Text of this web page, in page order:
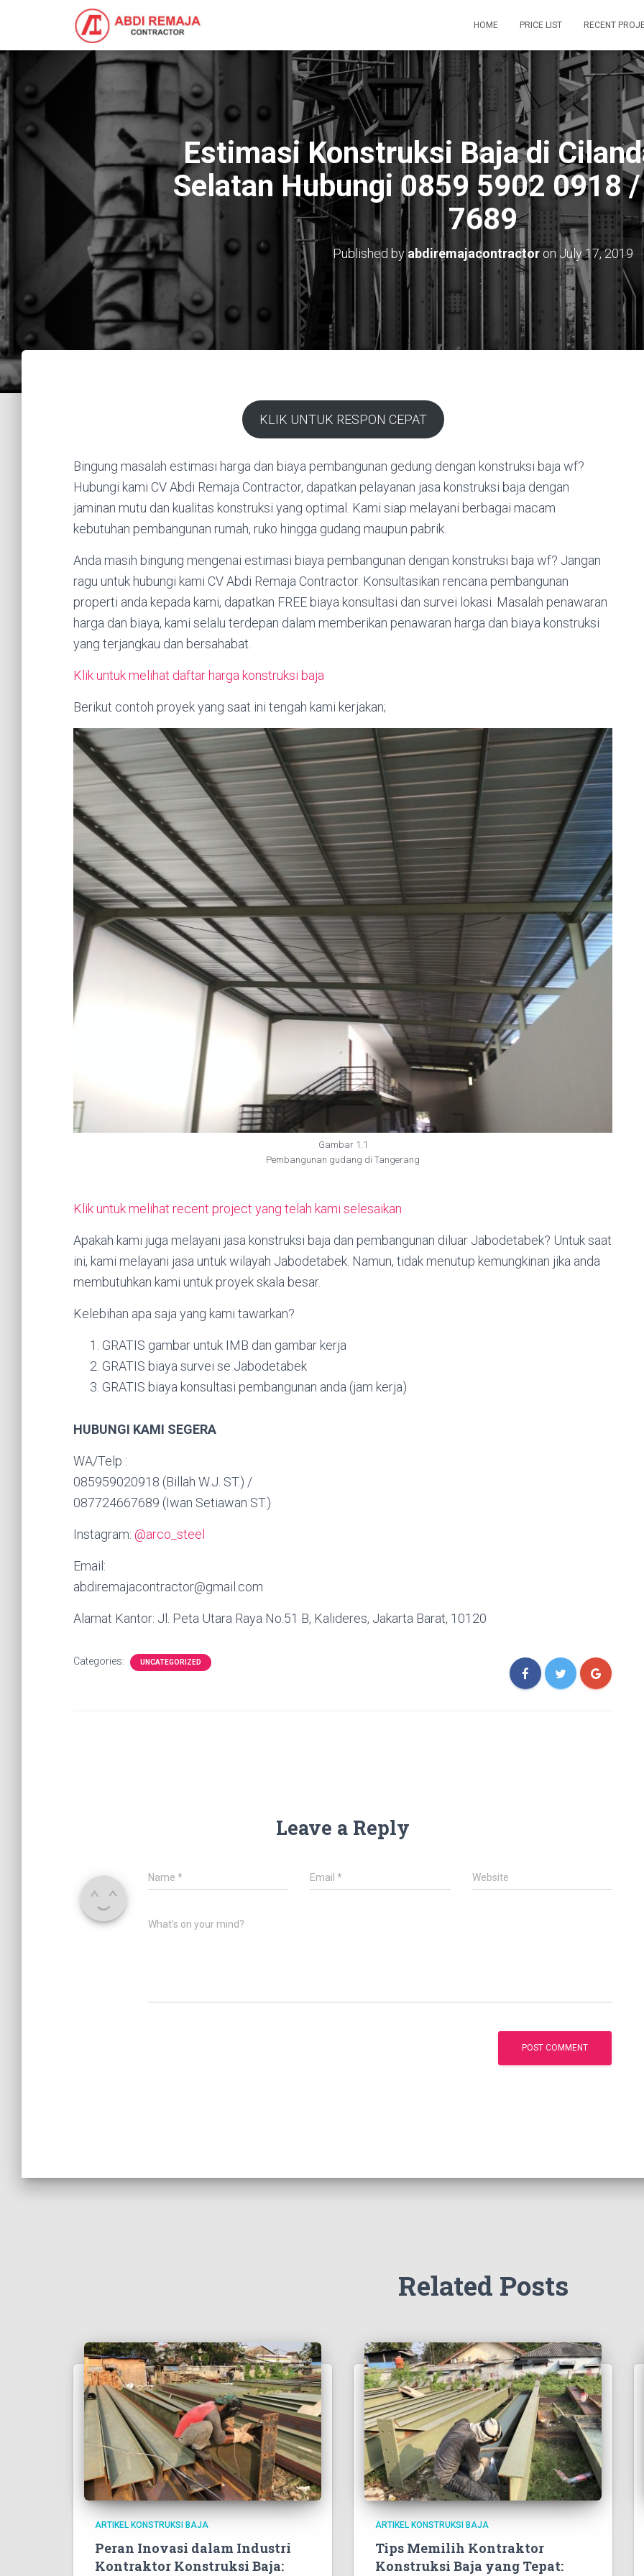
HOME PRICE LIST RECENT
Estimasi Konstruksi Baja di
Selatan Hubungi 0859 5902 0918
7689
Published byabdiremajacontractor onJuly 17, 2019
KLIK UNTUK RESPON CEPAT
Bingung masalah estimasi harga dan biaya pembangunan gedung dengan konstruksi baja wf?
Hubungi kami CV Abdi Remaja Contractor, dapatkan pelayanan jasa konstruksi baja dengan
jaminan mutu dan kualitas konstruksi yang optimal. Kami siap melayani berbagai macam
kebutuhan pembangunan rumah, ruko hingga gudang maupun pabrik.
Anda masih bingung mengenai estimasi biaya pembangunan dengan konstruksi baja wf? Jangan
ragu untuk hubungi kami CV Abdi Remaja Contractor. Konsultasikan rencana pembangunan
properti anda kepada kami, dapatkan FREE biaya konsultasi dan survei lokasi. Masalah penawaran
harga dan biaya, kami selalu terdepan dalam memberikan penawaran harga dan biaya konstruksi
yang terjangkau dan bersahabat.
Klik untuk melihat daftar harga konstruksi baja
Berikut contoh proyek yang saat ini tengah kami kerjakan;
Gambar 1.1
Pembangunan gudang di Tangerang
Klik untuk melihat recent project yang telah kami selesaikan
Apakah kami juga melayani jasa konstruksi baja dan pembangunan diluar Jabodetabek? Untuk saat
ini, kami melayani jasa untuk wilayah Jabodetabek. Namun, tidak menutup kemungkinan jika anda
membutuhkan kami untuk proyek skala besar.
Kelebihan apa saja yang kami tawarkan?
GRATIS gambar untuk IMB dan gambar kerja
GRATIS biaya survei se Jabodetabek
GRATIS biaya konsultasi pembangunan anda (jam kerja)
HUBUNGI KAMI SEGERA
WA/Telp :
085959020918 (Billah W.J. ST.) /
087724667689 (Iwan Setiawan ST.)
Instagram: @arco_steel
Email:
abdiremajacontractor@gmail.com
Alamat Kantor: Jl. Peta Utara Raya No.51 B, Kalideres, Jakarta Barat, 10120
Categories: UNCATEGORIZED
Leave a Reply
Name * Email* Website
What's on your mind?
Related Posts
ARTIKEL KONSTRUKSI BAJA
Peran Inovasi dalam Industri
Kontraktor Konstruksi Baja:
ARTIKEL KONSTRUKSI BAJA
Tips Memilih Kontraktor
Konstruksi Baja yang Tepat: